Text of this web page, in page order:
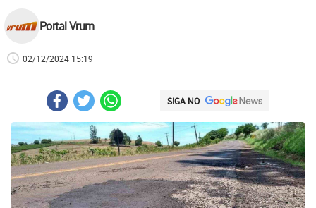
Portal Vrum
02/12/2024 15:19
SIGA NO